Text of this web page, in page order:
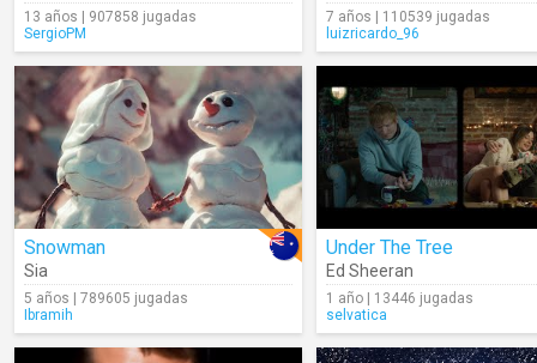
13 años | 907858 jugadas
SergioPM
7 años | 110539 jugadas
luizricardo_96
Snowman
Sia
5 años | 789605 jugadas
Ibramih
Under The Tree
Ed Sheeran
1 año | 13446 jugadas
selvatica